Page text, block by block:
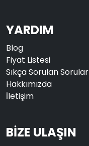
YARDIM
Blog
Fiyat Listesi
Sıkça Sorulan Sorular
Hakkımızda
İletişim
BİZE ULAŞIN